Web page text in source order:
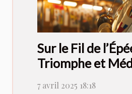
Sur le Fil de
Triomphe et
la Championne
7 avril 2025 18:18